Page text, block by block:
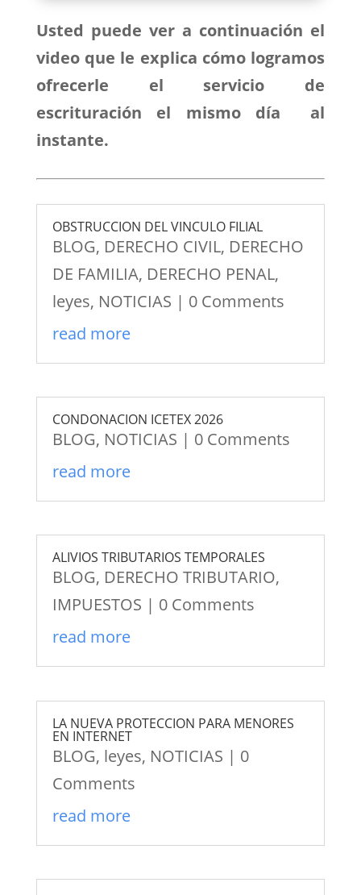
Usted puede ver a continuación el
video que le explica cómo logramos
ofrecerle el servicio de
escrituración el mismo día al
instante.
OBSTRUCCION DEL VINCULO FILIAL
BLOG, DERECHO CIVIL, DERECHO
DE FAMILIA, DERECHO PENAL,
leyes, NOTICIAS | 0 Comments
read more
CONDONACION ICETEX 2026
BLOG, NOTICIAS | 0 Comments
read more
ALIVIOS TRIBUTARIOS TEMPORALES
BLOG, DERECHO TRIBUTARIO,
IMPUESTOS | 0 Comments
read more
LA NUEVA PROTECCION PARA MENORES
EN INTERNET
BLOG, leyes, NOTICIAS | 0
Comments
read more